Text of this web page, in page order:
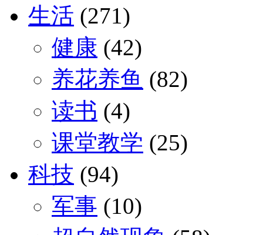
生活 (271)
健康 (42)
养花养鱼 (82)
读书 (4)
课堂教学 (25)
科技 (94)
军事 (10)